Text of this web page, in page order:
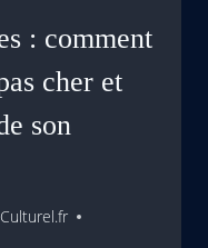
: comment
cher et
son